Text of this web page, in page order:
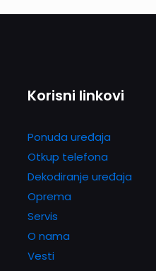
Korisni linkovi
Ponuda uređaja
Otkup telefona
Dekodiranje uređaja
Oprema
Servis
O nama
Vesti